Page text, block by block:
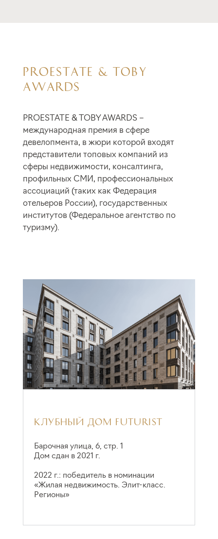
PROESTATE & TOBY
AWARDS
PROESTATE & TOBY AWARDS –
международная премия в сфере
девелопмента, в жюри которой входят
представители топовых компаний из
сферы недвижимости, консалтинга,
профильных СМИ, профессиональных
ассоциаций (таких как Федерация
отельеров России), государственных
институтов (Федеральное агентство по
туризму).
КЛУБНЫЙ ДОМ FUTURIST
Барочная улица, 6, стр. 1
Дом сдан в 2021 г.
2022 г.: победитель в номинации
«Жилая недвижимость. Элит-класс.
Регионы»